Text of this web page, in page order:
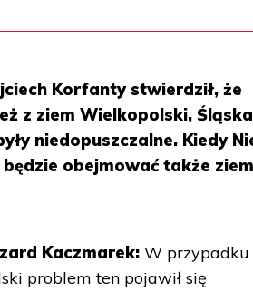
Korfanty stwierdził, że
z ziem Wielkopolski,
niedopuszczalne. Kiedy
obejmować także
Kaczmarek:W przypadku
problem ten pojawił się